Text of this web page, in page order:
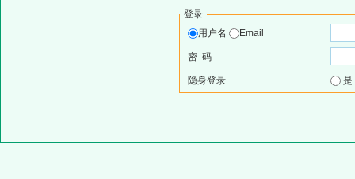
登录
用户名
Email
密 码
隐身登录